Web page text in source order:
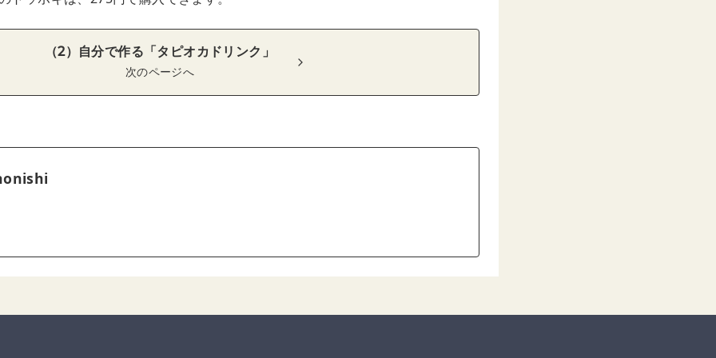
（2）自分で作る「タピオカドリンク」
次のページへ